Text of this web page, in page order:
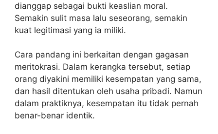
dianggap sebagai bukti keaslian moral.
Semakin sulit masa lalu seseorang, semakin
kuat legitimasi yang ia miliki.
Cara pandang ini berkaitan dengan gagasan
meritokrasi. Dalam kerangka tersebut, setiap
orang diyakini memiliki kesempatan yang sama,
dan hasil ditentukan oleh usaha pribadi. Namun
dalam praktiknya, kesempatan itu tidak pernah
benar-benar identik.